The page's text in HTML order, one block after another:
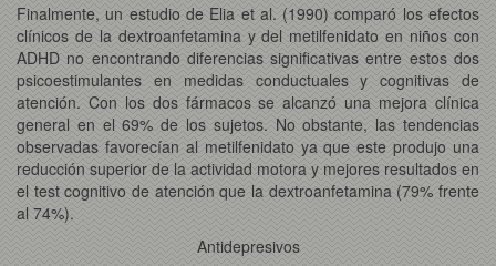
Finalmente, un estudio de Elia et al. (1990) comparó los efectos
clínicos de la dextroanfetamina y del metilfenidato en niños con
ADHD no encontrando diferencias significativas entre estos dos
psicoestimulantes en medidas conductuales y cognitivas de
atención. Con los dos fármacos se alcanzó una mejora clínica
general en el 69% de los sujetos. No obstante, las tendencias
observadas favorecían al metilfenidato ya que este produjo una
reducción superior de la actividad motora y mejores resultados en
el test cognitivo de atención que la dextroanfetamina (79% frente
al 74%).
Antidepresivos